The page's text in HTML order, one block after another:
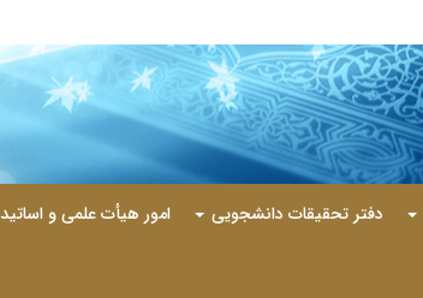
دفتر تحقیقات دانشجویی امور هیأت علمی و اساتید